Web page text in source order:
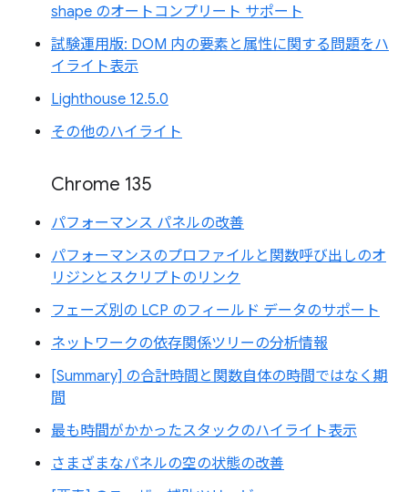
shape のオートコンプリート サポート
試験運用版: DOM 内の要素と属性に関する問題をハ
イライト表示
Lighthouse 12.5.0
その他のハイライト
Chrome 135
パフォーマンス パネルの改善
パフォーマンスのプロファイルと関数呼び出しのオ
リジンとスクリプトのリンク
フェーズ別の LCP のフィールド データのサポート
ネットワークの依存関係ツリーの分析情報
[Summary] の合計時間と関数自体の時間ではなく期
間
最も時間がかかったスタックのハイライト表示
さまざまなパネルの空の状態の改善